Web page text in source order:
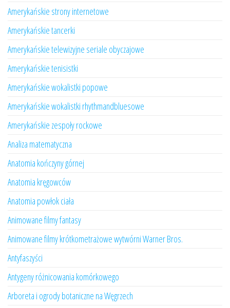
Amerykańskie strony internetowe
Amerykańskie tancerki
Amerykańskie telewizyjne seriale obyczajowe
Amerykańskie tenisistki
Amerykańskie wokalistki popowe
Amerykańskie wokalistki rhythmandbluesowe
Amerykańskie zespoły rockowe
Analiza matematyczna
Anatomia kończyny górnej
Anatomia kręgowców
Anatomia powłok ciała
Animowane filmy fantasy
Animowane filmy krótkometrażowe wytwórni Warner Bros.
Antyfaszyści
Antygeny różnicowania komórkowego
Arboreta i ogrody botaniczne na Węgrzech